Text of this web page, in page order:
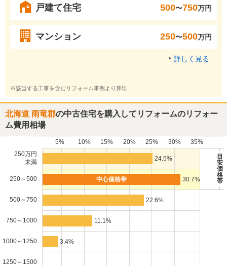
戸建て住宅 500〜750万円
マンション 250〜500万円
詳しく見る
※該当する工事を含むリフォーム事例より算出
北海道 雨竜郡の中古住宅を購入してリフォームのリフォー
ム費用相場
5% 10% 15% 20% 25% 30%
35%
250万円
未満
24.5%
目
安
価
格
帯
250～500 30.7%
500～750 22.6%
750～1000 11.1%
1000～1250 3.4%
1250～1500